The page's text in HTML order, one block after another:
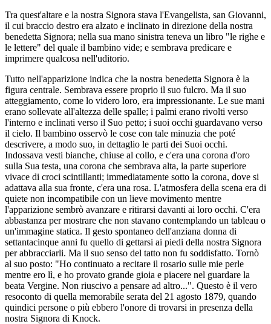
Tra quest'altare e la nostra Signora stava l'Evangelista, san Giovanni,
il cui braccio destro era alzato e inclinato in direzione della nostra
benedetta Signora; nella sua mano sinistra teneva un libro "le righe e
le lettere" del quale il bambino vide; e sembrava predicare e
imprimere qualcosa nell'uditorio.
Tutto nell'apparizione indica che la nostra benedetta Signora è la
figura centrale. Sembrava essere proprio il suo fulcro. Ma il suo
atteggiamento, come lo videro loro, era impressionante. Le sue mani
erano sollevate all'altezza delle spalle; i palmi erano rivolti verso
l'interno e inclinati verso il Suo petto; i suoi occhi guardavano verso
il cielo. Il bambino osservò le cose con tale minuzia che poté
descrivere, a modo suo, in dettaglio le parti dei Suoi occhi.
Indossava vesti bianche, chiuse al collo, e c'era una corona d'oro
sulla Sua testa, una corona che sembrava alta, la parte superiore
vivace di croci scintillanti; immediatamente sotto la corona, dove si
adattava alla sua fronte, c'era una rosa. L'atmosfera della scena era di
quiete non incompatibile con un lieve movimento mentre
l'apparizione sembrò avanzare e ritirarsi davanti ai loro occhi. C'era
abbastanza per mostrare che non stavano contemplando un tableau o
un'immagine statica. Il gesto spontaneo dell'anziana donna di
settantacinque anni fu quello di gettarsi ai piedi della nostra Signora
per abbracciarli. Ma il suo senso del tatto non fu soddisfatto. Tornò
al suo posto: "Ho continuato a recitare il rosario sulle mie perle
mentre ero lì, e ho provato grande gioia e piacere nel guardare la
beata Vergine. Non riuscivo a pensare ad altro...". Questo è il vero
resoconto di quella memorabile serata del 21 agosto 1879, quando
quindici persone o più ebbero l'onore di trovarsi in presenza della
nostra Signora di Knock.